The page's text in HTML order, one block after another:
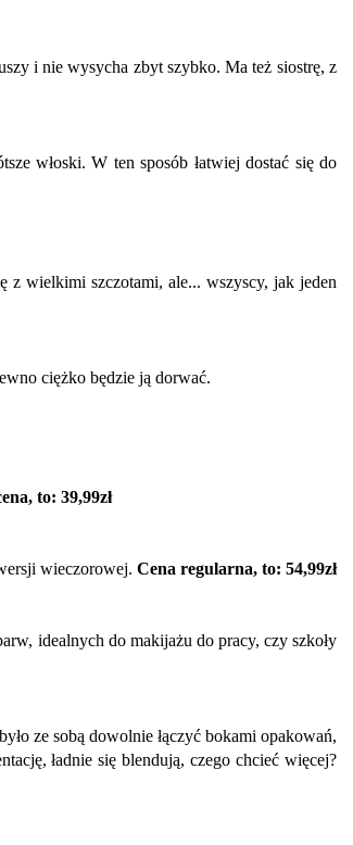
i nie wysycha zbyt szybko. Ma też siostrę, z
włoski. W ten sposób łatwiej dostać się do
z wielkimi szczotami, ale... wszyscy, jak jeden
ciężko będzie ją dorwać.
to: 39,99zł
wieczorowej. Cena regularna, to: 54,99zł
idealnych do makijażu do pracy, czy szkoły
ze sobą dowolnie łączyć bokami opakowań,
ładnie się blendują, czego chcieć więcej?